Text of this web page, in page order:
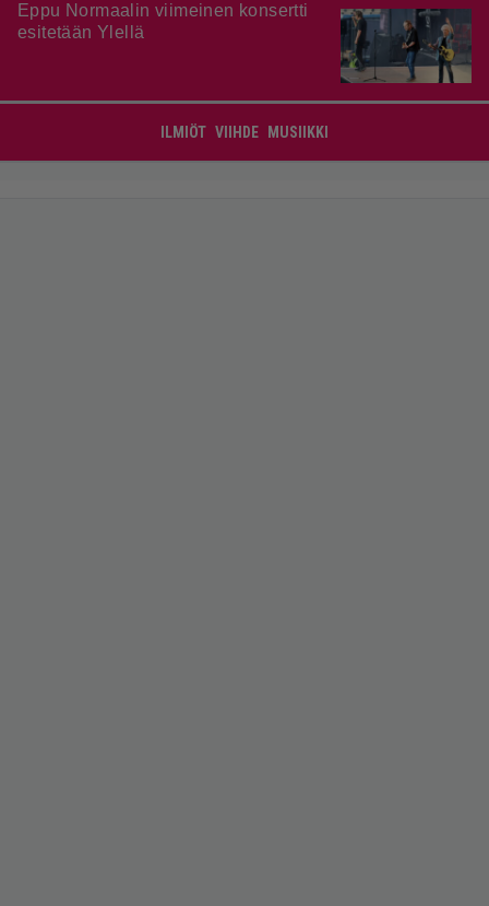
Eppu Normaalin viimeinen konsertti
esitetään Ylellä
ILMIÖT VIIHDE MUSIIKKI